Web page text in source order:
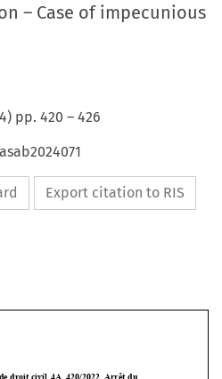
– Case of impecunious
) pp.420 –426
Export citation to RIS
May Canellas et Kölz. Greffier: